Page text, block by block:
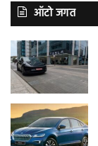
ऑटो जगत